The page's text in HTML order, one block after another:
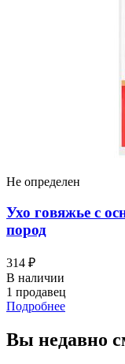
Не определен
Ухо говяжье с
пород
314 ₽
В наличии
1 продавец
Подробнее
Вы недавно